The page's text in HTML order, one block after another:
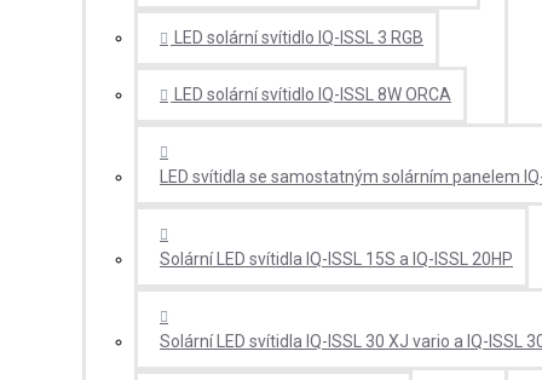
LED solární svítidlo IQ-ISSL 3 RGB
LED solární svítidlo IQ-ISSL 8W ORCA
LED svítidla se samostatným solárním panelem
Solární LED svítidla IQ-ISSL 15S a IQ-ISSL 20HP
Solární LED svítidla IQ-ISSL 30 XJ vario a IQ-ISSL